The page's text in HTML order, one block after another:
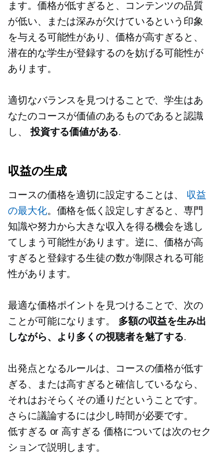
ます。価格が低すぎると、コンテンツの品質
が低い、または深みが欠けているという印象
を与える可能性があり、価格が高すぎると、
潜在的な学生が登録するのを妨げる可能性が
あります。
適切なバランスを見つけることで、学生はあ
なたのコースが価値のあるものであると認識
し、 投資する価値がある.
収益の生成
コースの価格を適切に設定することは、 収益
の最大化。価格を低く設定しすぎると、専門
知識や努力から大きな収入を得る機会を逃し
てしまう可能性があります。逆に、価格が高
すぎると登録する生徒の数が制限される可能
性があります。
最適な価格ポイントを見つけることで、次の
ことが可能になります。 多額の収益を生み出
しながら、より多くの視聴者を魅了する.
出発点となるルールは、コースの価格が低す
ぎる、または高すぎると確信しているなら、
それはおそらくその通りだということです。
さらに議論するには少し時間が必要です。
低すぎる or 高すぎる 価格については次のセク
ションで説明します。